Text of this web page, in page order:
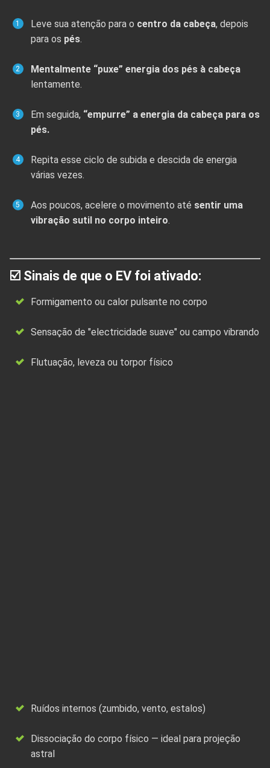
Leve sua atenção para o centro da cabeça, depois
para os pés.
Mentalmente “puxe” energia dos pés à cabeça
lentamente.
Em seguida, “empurre” a energia da cabeça para os
pés.
Repita esse ciclo de subida e descida de energia
várias vezes.
Aos poucos, acelere o movimento até sentir uma
vibração sutil no corpo inteiro.
☑️ Sinais de que o EV foi ativado:
Formigamento ou calor pulsante no corpo
Sensação de "electricidade suave" ou campo vibrando
Flutuação, leveza ou torpor físico
Ruídos internos (zumbido, vento, estalos)
Dissociação do corpo físico — ideal para projeção
astral